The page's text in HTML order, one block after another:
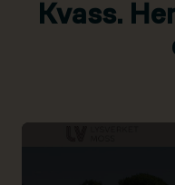
Kvass.